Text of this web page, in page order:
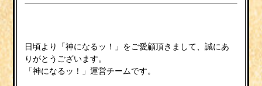
日頃より「神になるッ！」をご愛顧頂きまして、誠にあ
りがとうございます。
「神になるッ！」運営チームです。